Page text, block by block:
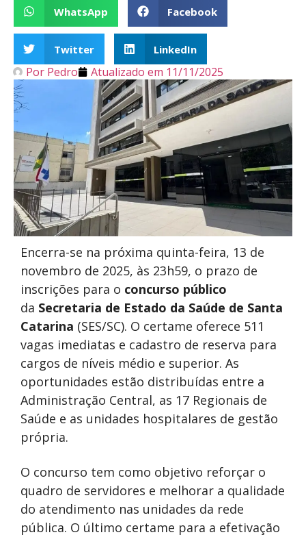
WhatsApp Facebook
Twitter LinkedIn
Por Pedro Atualizado em 11/11/2025
Encerra-se na próxima quinta-feira, 13 de
novembro de 2025, às 23h59, o prazo de
inscrições para o concurso público
da Secretaria de Estado da Saúde de Santa
Catarina (SES/SC). O certame oferece 511
vagas imediatas e cadastro de reserva para
cargos de níveis médio e superior. As
oportunidades estão distribuídas entre a
Administração Central, as 17 Regionais de
Saúde e as unidades hospitalares de gestão
própria.
O concurso tem como objetivo reforçar o
quadro de servidores e melhorar a qualidade
do atendimento nas unidades da rede
pública. O último certame para a efetivação